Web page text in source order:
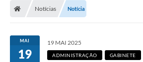
Transparência
Câmara Municipal
Notícias Notícia
MAI
19
19 MAI 2025
ADMINISTRAÇÃO GABINETE